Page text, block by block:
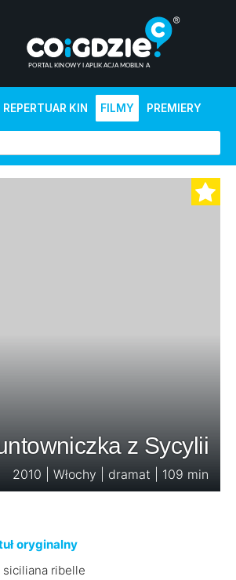
REPERTUAR KIN FILMY PREMIERY
z Sycylii
2010 | Włochy | dramat | 109 min
oryginalny
siciliana ribelle